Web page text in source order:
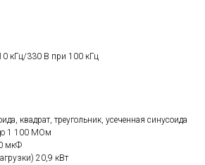
кГц/330 В при 100 кГц
квадрат, треугольник, усеченная синусоида
1 100 МОм
мкФ
20,9 кВт